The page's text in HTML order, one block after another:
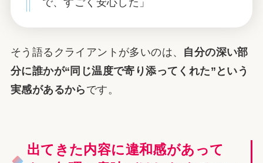
そう語るクライアントが多いのは、 自分の深い部
分に誰かが“同じ温度で寄り添ってくれた”という
実感があるから です。
出てきた内容に違和感があって